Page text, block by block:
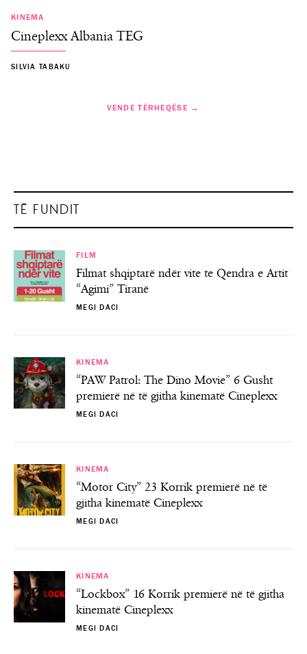
KINEMA
Cineplexx Albania TEG
SILVIA TABAKU
VENDE TËRHEQËSE →
TË FUNDIT
FILM
Filmat shqiptarë ndër vite te Qendra e Artit
“Agimi” Tiranë
MEGI DACI
KINEMA
“PAW Patrol: The Dino Movie” 6 Gusht
premierë në të gjitha kinematë Cineplexx
MEGI DACI
KINEMA
“Motor City” 23 Korrik premierë në të
gjitha kinematë Cineplexx
MEGI DACI
KINEMA
“Lockbox” 16 Korrik premierë në të gjitha
kinematë Cineplexx
MEGI DACI